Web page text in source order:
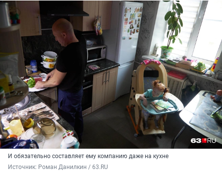
И обязательно составляет ему компанию даже на кухне
Источник: Роман Данилкин / 63.RU